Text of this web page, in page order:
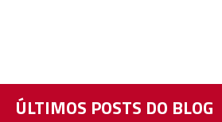
ÚLTIMOS POSTS DO BLOG